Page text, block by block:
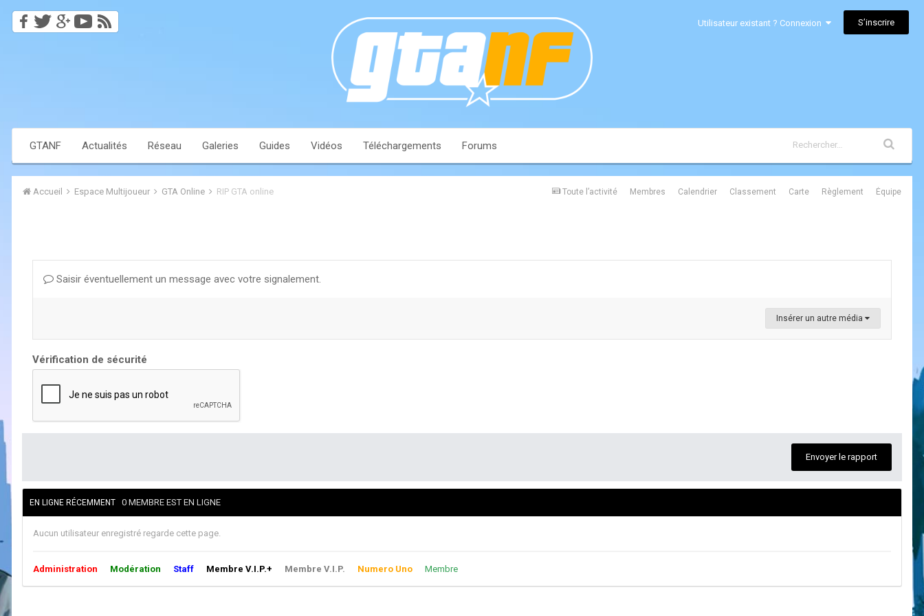
Utilisateur existant ? Connexion S’inscrire
GTANF Actualités Réseau Galeries Guides Vidéos Téléchargements Forums
Toute l’activité Membres Calendrier Classement Carte Règlement Équipe
Accueil Espace Multijoueur GTA Online RIP GTA online
Saisir éventuellement un message avec votre signalement.
Insérer un autre média
Vérification de sécurité
Envoyer le rapport
EN LIGNE RÉCEMMENT 0 MEMBRE EST EN LIGNE
Aucun utilisateur enregistré regarde cette page.
Administration Modération Staff Membre V.I.P.+ Membre V.I.P. Numero Uno Membre